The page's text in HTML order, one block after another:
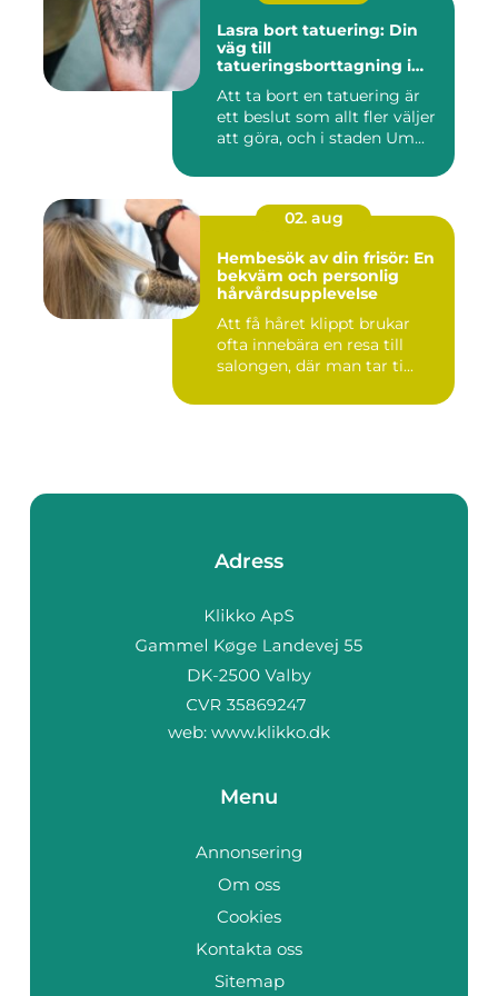
Lasra bort tatuering: Din
väg till
tatueringsborttagning i
Att ta bort en tatuering är
ett beslut som allt fler väljer
att göra, och i staden Um...
02. aug
Hembesök av din frisör: En
bekväm och personlig
hårvårdsupplevelse
Att få håret klippt brukar
ofta innebära en resa till
salongen, där man tar ti...
Adress
web: www.klikko.dk
Menu
Annonsering
Om oss
Cookies
Kontakta oss
Sitemap